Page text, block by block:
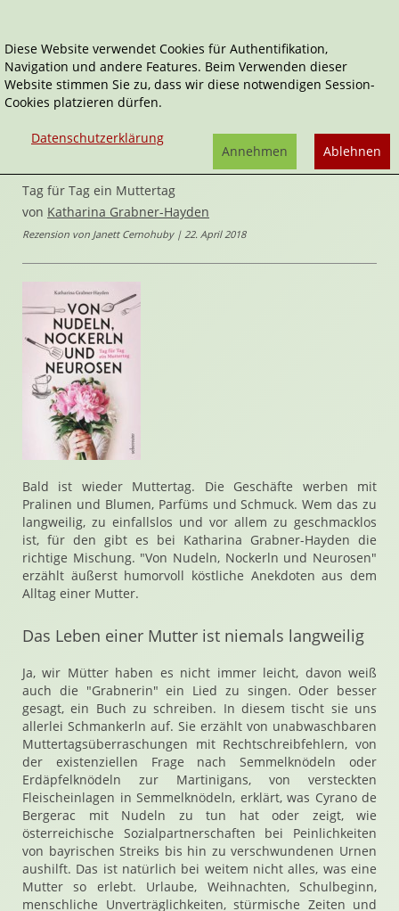
Home
Belletristik
Von Nudeln, Nockerln und Neurosen
Von Nudeln, Nockerln und
Tag für Tag ein Muttertag
von Katharina Grabner-Hayden
Rezension von Janett Cernohuby | 22. April 2018
Bald ist wieder Muttertag. Die Geschäfte werben mit
Pralinen und Blumen, Parfüms und Schmuck. Wem das zu
langweilig, zu einfallslos und vor allem zu geschmacklos
ist, für den gibt es bei Katharina Grabner-Hayden die
richtige Mischung. "Von Nudeln, Nockerln und Neurosen"
erzählt äußerst humorvoll köstliche Anekdoten aus dem
Alltag einer Mutter.
Das Leben einer Mutter ist niemals langweilig
Ja, wir Mütter haben es nicht immer leicht, davon weiß
auch die "Grabnerin" ein Lied zu singen. Oder besser
gesagt, ein Buch zu schreiben. In diesem tischt sie uns
allerlei Schmankerln auf. Sie erzählt von unabwaschbaren
Muttertagsüberraschungen mit Rechtschreibfehlern, von
der existenziellen Frage nach Semmelknödeln oder
Erdäpfelknödeln zur Martinigans, von versteckten
Fleischeinlagen in Semmelknödeln, erklärt, was Cyrano de
Bergerac mit Nudeln zu tun hat oder zeigt, wie
österreichische Sozialpartnerschaften bei Peinlichkeiten
von bayrischen Streiks bis hin zu verschwundenen Urnen
aushilft. Das ist natürlich bei weitem nicht alles, was eine
Mutter so erlebt. Urlaube, Weihnachten, Schulbeginn,
menschliche Unverträglichkeiten, stürmische Zeiten und
Diese Website verwendet Cookies für Authentifikation,
Navigation und andere Features. Beim Verwenden dieser
Website stimmen Sie zu, dass wir diese notwendigen Session-
Cookies platzieren dürfen.
Datenschutzerklärung
Ablehnen
Annehmen